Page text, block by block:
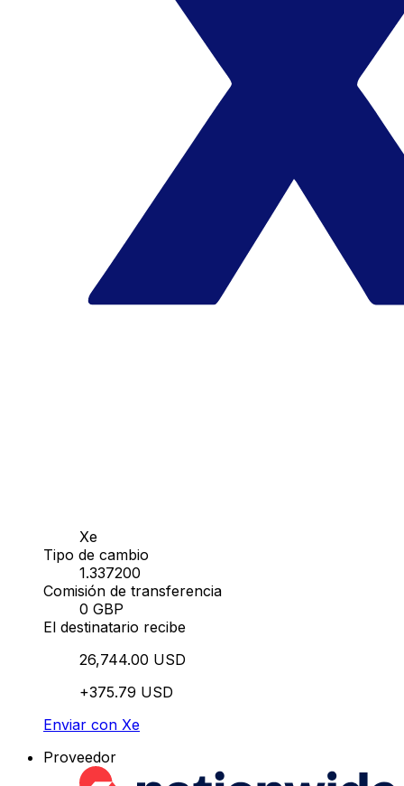
Xe
Tipo de cambio
1.337200
Comisión de transferencia
0 GBP
El destinatario recibe
26,744.00 USD
+375.79 USD
Enviar con Xe
Proveedor